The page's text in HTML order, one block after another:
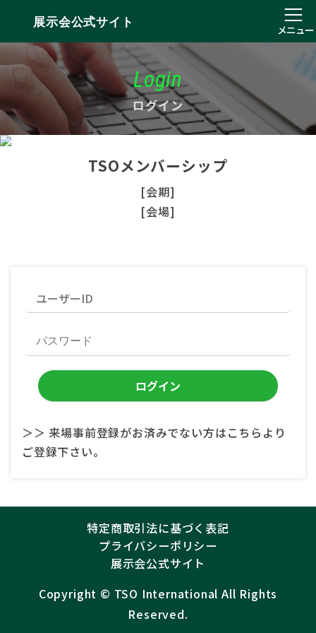
展示会公式サイト
メニュー
Login
ログイン
TSOメンバーシップ
[会期]
[会場]
＞＞ 来場事前登録がお済みでない方はこちらより
ご登録下さい。
特定商取引法に基づく表記
プライバシーポリシー
展示会公式サイト
Copyright ©︎ TSO International All Rights
Reserved.